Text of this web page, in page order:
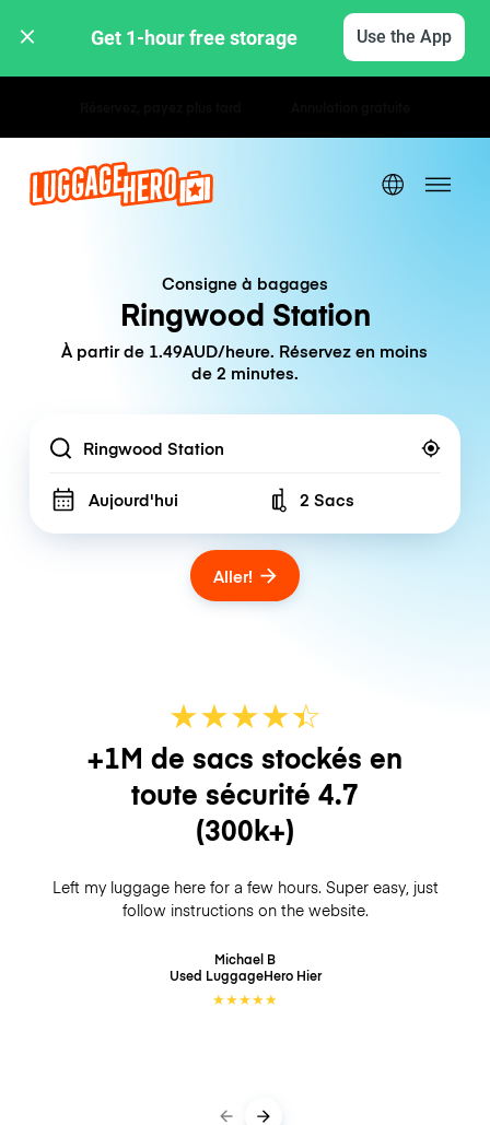
Get 1-hour free storage Use the App
Consigne à bagages
Ringwood Station
À partir de 1.49AUD/heure. Réservez en moins
de 2 minutes.
Location
Aujourd'hui Number of bags
2 Sacs
Aller!
★★★★☆
★
+1M de sacs stockés en
toute sécurité 4.7
(300k+)
Left my luggage here for a few hours. Super easy, just
follow instructions on the website.
Michael B
Used LuggageHero Hier
★★★★★